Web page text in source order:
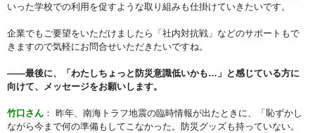
いった学校での利用を促すような取り組みも仕掛けていきたいです。
企業でもご要望をいただけましたら「社内対抗戦」などのサポートもで
きますので気軽にお問合せいただきたいですね。
――最後に、「わたしちょっと防災意識低いかも…」と感じている方に
向けて、メッセージをお願いします。
竹口さん ： 昨年、南海トラフ地震の臨時情報が出たときに、「恥ずかし
ながら今まで何の準備もしてこなかった。防災グッズも持っていない。